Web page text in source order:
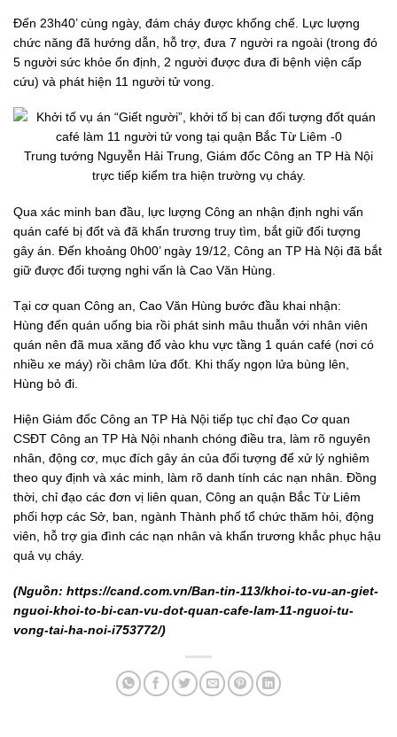
Đến 23h40’ cùng ngày, đám cháy được khống chế. Lực lượng
chức năng đã hướng dẫn, hỗ trợ, đưa 7 người ra ngoài (trong đó
5 người sức khỏe ổn định, 2 người được đưa đi bệnh viện cấp
cứu) và phát hiện 11 người tử vong.
Trung tướng Nguyễn Hải Trung, Giám đốc Công an TP Hà Nội
trực tiếp kiểm tra hiện trường vụ cháy.
Qua xác minh ban đầu, lực lượng Công an nhận định nghi vấn
quán café bị đốt và đã khẩn trương truy tìm, bắt giữ đối tượng
gây án. Đến khoảng 0h00’ ngày 19/12, Công an TP Hà Nội đã bắt
giữ được đối tượng nghi vấn là Cao Văn Hùng.
Tại cơ quan Công an, Cao Văn Hùng bước đầu khai nhận:
Hùng đến quán uống bia rồi phát sinh mâu thuẫn với nhân viên
quán nên đã mua xăng đổ vào khu vực tầng 1 quán café (nơi có
nhiều xe máy) rồi châm lửa đốt. Khi thấy ngọn lửa bùng lên,
Hùng bỏ đi.
Hiện Giám đốc Công an TP Hà Nội tiếp tục chỉ đạo Cơ quan
CSĐT Công an TP Hà Nội nhanh chóng điều tra, làm rõ nguyên
nhân, động cơ, mục đích gây án của đối tượng để xử lý nghiêm
theo quy định và xác minh, làm rõ danh tính các nạn nhân. Đồng
thời, chỉ đạo các đơn vị liên quan, Công an quận Bắc Từ Liêm
phối hợp các Sở, ban, ngành Thành phố tổ chức thăm hỏi, động
viên, hỗ trợ gia đình các nạn nhân và khẩn trương khắc phục hậu
quả vụ cháy.
(Nguồn: https://cand.com.vn/Ban-tin-113/khoi-to-vu-an-giet-
nguoi-khoi-to-bi-can-vu-dot-quan-cafe-lam-11-nguoi-tu-
vong-tai-ha-noi-i753772/)